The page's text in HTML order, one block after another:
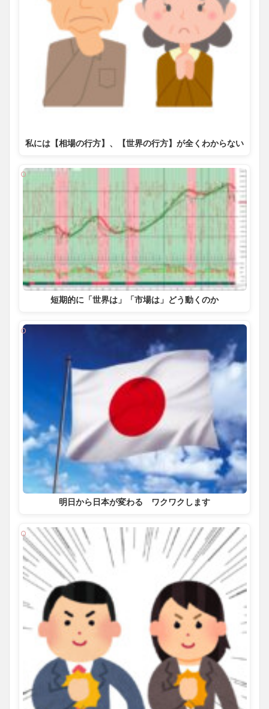
私には【相場の行方】、【世界の行方】が全くわからない
短期的に「世界は」「市場は」どう動くのか
明日から日本が変わる ワクワクします